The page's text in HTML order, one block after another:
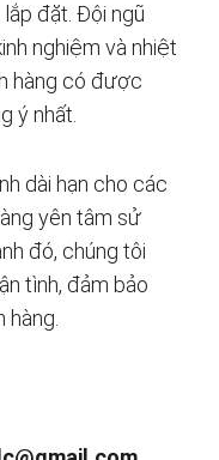
đặt. Đội ngũ
nghiệm và nhiệt
hàng có được
ý nhất.
dài hạn cho các
yên tâm sử
đó, chúng tôi
tình, đảm bảo
hàng.